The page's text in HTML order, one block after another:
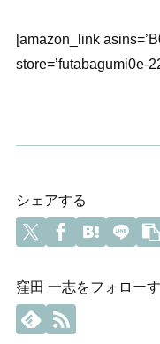
[amazon_link
store=’futabagumi0e-
シェアする
窪田 一志をフォロー